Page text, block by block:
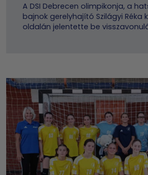
A DSI Debrecen olimpikonja, a
bajnok gerelyhajító Szilágyi Réka
oldalán jelentette be